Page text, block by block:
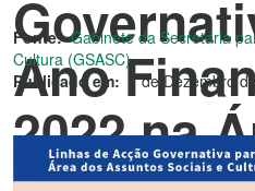
Ano
2022 na
Fonte: Gabinete da Secretária
Cultura (GSASC)
Publicado em:
1 de Dezembro